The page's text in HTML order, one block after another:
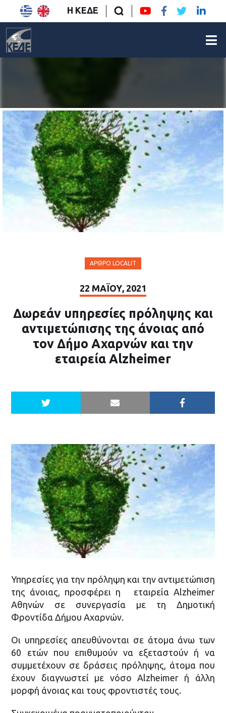
Η ΚΕΔΕ
ΆΡΘΡΟ LOCALIT
22 ΜΑΪ́ΟΥ, 2021
Δωρεάν υπηρεσίες πρόληψης και
αντιμετώπισης της άνοιας από
τον Δήμο Αχαρνών και την
εταιρεία Alzheimer
Υπηρεσίες για την πρόληψη και την αντιμετώπιση
της άνοιας, προσφέρει η εταιρεία Alzheimer
Αθηνών σε συνεργασία με τη Δημοτική
Φροντίδα Δήμου Αχαρνών.
Οι υπηρεσίες απευθύνονται σε άτομα άνω των
60 ετών που επιθυμούν να εξεταστούν ή να
συμμετέχουν σε δράσεις πρόληψης, άτομα που
έχουν διαγνωστεί με νόσο Alzheimer ή άλλη
μορφή άνοιας και τους φροντιστές τους.